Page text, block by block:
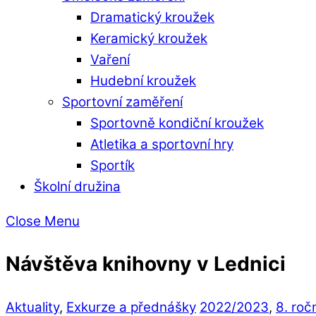
Dramatický kroužek
Keramický kroužek
Vaření
Hudební kroužek
Sportovní zaměření
Sportovně kondiční kroužek
Atletika a sportovní hry
Sportík
Školní družina
Close Menu
Návštěva knihovny v Lednici
Aktuality, Exkurze a přednášky 2022/2023, 8.